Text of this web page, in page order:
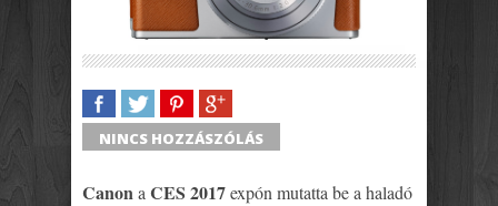
SHARETWEETSHARESHARE
NINCS HOZZÁSZÓLÁS
Canona CES 2017expón mutatta be a haladó